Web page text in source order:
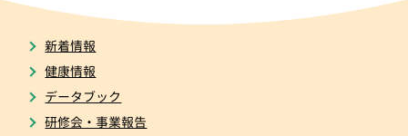
新着情報
健康情報
データブック
研修会・事業報告